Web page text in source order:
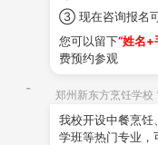
③ 现在咨询报名
您可以留下“姓名+
费预约参观
郑州新东方烹饪学校
我校开设中餐烹饪
学班等热门专业，